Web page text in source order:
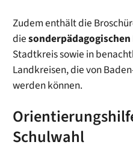
Zudem enthält die
die
Stadtkreis sowie in
Landkreisen, die von
werden können.
Schulwahl